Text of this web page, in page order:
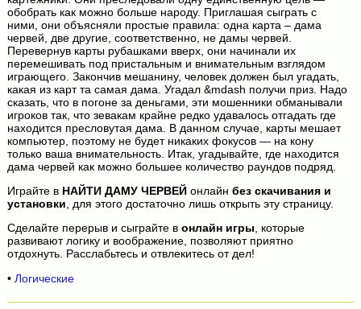
обобрать как можно больше народу. Приглашая сыграть с
ними, они объясняли простые правила: одна карта – дама
червей, две другие, соответственно, не дамы червей.
Перевернув карты рубашками вверх, они начинали их
перемешивать под пристальным и внимательным взглядом
играющего. Закончив мешанину, человек должен был угадать,
какая из карт та самая дама. Угадал &mdash получи приз. Надо
сказать, что в погоне за деньгами, эти мошенники обманывали
игроков так, что зевакам крайне редко удавалось отгадать где
находится пресловутая дама. В данном случае, карты мешает
компьютер, поэтому не будет никаких фокусов — на кону
только ваша внимательность. Итак, угадывайте, где находится
дама червей как можно большее количество раундов подряд.
Играйте в НАЙТИ ДАМУ ЧЕРВЕЙонлайн без скачивания и
установки , для этого достаточно лишь открыть эту страницу.
Сделайте перерыв и сыграйте в онлайн игры, которые
развивают логику и воображение, позволяют приятно
отдохнуть. Расслабьтесь и отвлекитесь от дел!
• Логические